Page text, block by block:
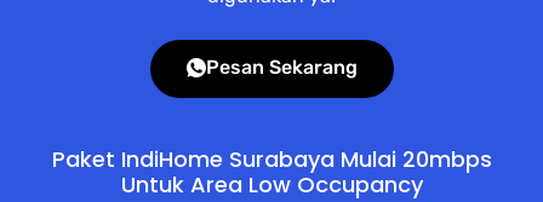
Pesan Sekarang
Paket IndiHome Surabaya Mulai 20mbps
Untuk Area Low Occupancy